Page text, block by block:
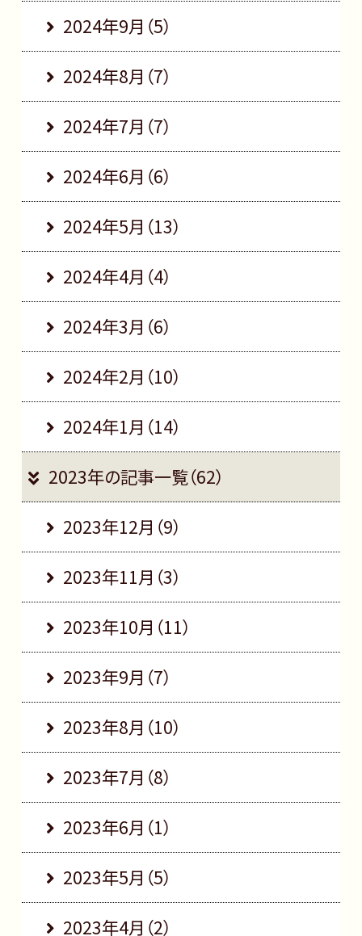
2024年9月（5）
2024年8月（7）
2024年7月（7）
2024年6月（6）
2024年5月（13）
2024年4月（4）
2024年3月（6）
2024年2月（10）
2024年1月（14）
2023年の記事一覧（62）
2023年12月（9）
2023年11月（3）
2023年10月（11）
2023年9月（7）
2023年8月（10）
2023年7月（8）
2023年6月（1）
2023年5月（5）
2023年4月（2）